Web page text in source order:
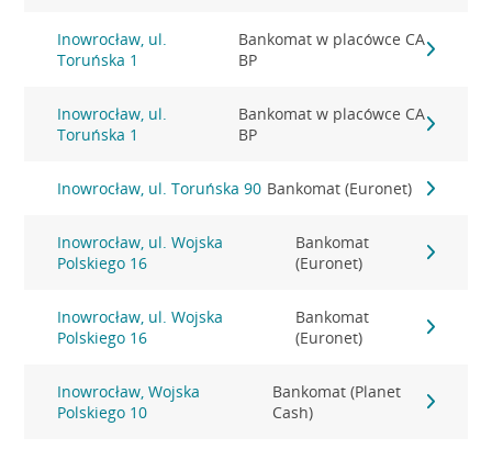
Inowrocław, ul.
Toruńska 1
Bankomat w placówce CA
BP
Inowrocław, ul.
Toruńska 1
Bankomat w placówce CA
BP
Inowrocław, ul. Toruńska 90 Bankomat (Euronet)
Inowrocław, ul. Wojska
Polskiego 16
Bankomat
(Euronet)
Inowrocław, ul. Wojska
Polskiego 16
Bankomat
(Euronet)
Inowrocław, Wojska
Polskiego 10
Bankomat (Planet
Cash)